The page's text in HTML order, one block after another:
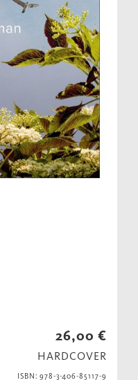
26,00 €
HARDCOVER
ISBN: 978-3-406-85117-9